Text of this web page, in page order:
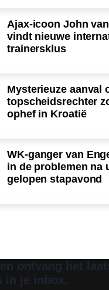
Ajax-icoon John
vindt nieuwe
trainersklus
Mysterieuze aanval
topscheidsrechter
ophef in Kroatië
WK-ganger van
in de problemen na
gelopen stapavond
ontvang het
in je inbox.